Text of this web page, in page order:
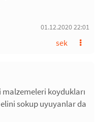
01.12.2020 22:01
sek
koydukları
sokup uyuyanlar da